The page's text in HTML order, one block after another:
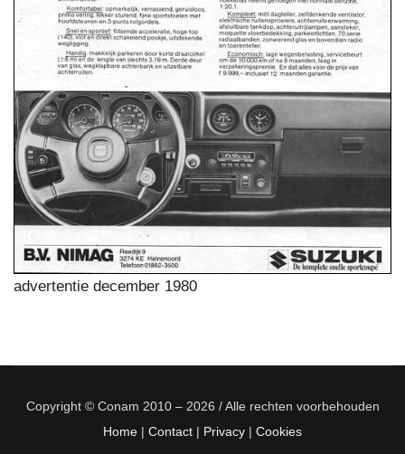
advertentie december 1980
Copyright © Conam 2010 – 2026 / Alle rechten voorbehouden
Home | Contact | Privacy | Cookies